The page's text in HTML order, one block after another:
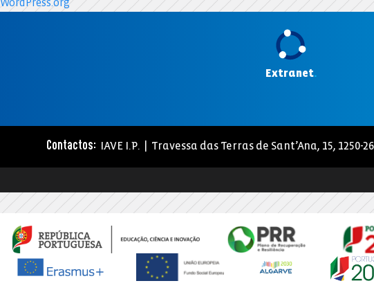
WordPress.org
Extranet.
Contactos: IAVE I.P. | Travessa das Terras de Sant’Ana, 15, 1250-